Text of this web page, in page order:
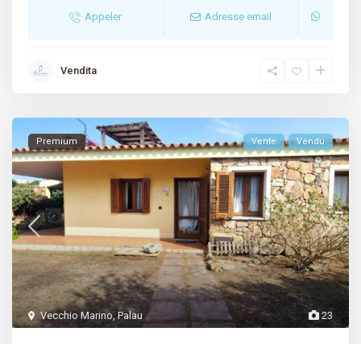
Appeler Adresse email
Vendita
23
Vecchio Marino,Palau
Premium Vente Vendu